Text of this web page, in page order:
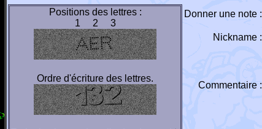
Positions des lettres :
1 2 3
Ordre d'écriture des lettres.
Donner une note :
Nickname :
Commentaire :